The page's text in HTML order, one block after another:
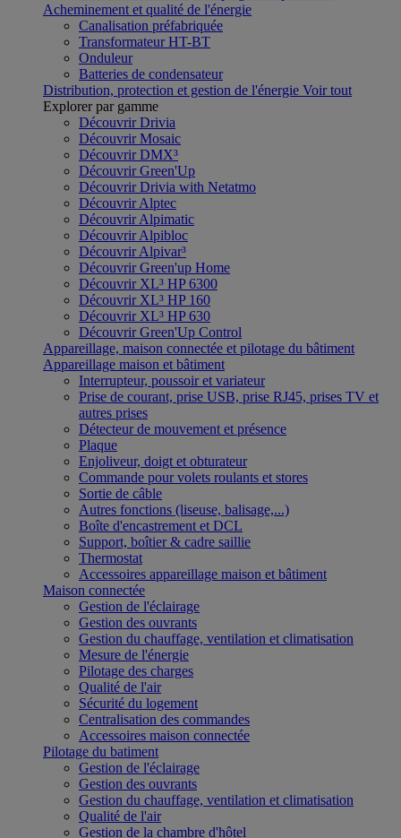
Acheminement et qualité de l'énergie
Canalisation préfabriquée
Transformateur HT-BT
Onduleur
Batteries de condensateur
Distribution, protection et gestion de l'énergie Voir tout
Explorer par gamme
Découvrir Drivia
Découvrir Mosaic
Découvrir DMX³
Découvrir Green'Up
Découvrir Drivia with Netatmo
Découvrir Alptec
Découvrir Alpimatic
Découvrir Alpibloc
Découvrir Alpivar³
Découvrir Green'up Home
Découvrir XL³ HP 6300
Découvrir XL³ HP 160
Découvrir XL³ HP 630
Découvrir Green'Up Control
Appareillage, maison connectée et pilotage du bâtiment
Appareillage maison et bâtiment
Interrupteur, poussoir et variateur
Prise de courant, prise USB, prise RJ45, prises TV et
autres prises
Détecteur de mouvement et présence
Plaque
Enjoliveur, doigt et obturateur
Commande pour volets roulants et stores
Sortie de câble
Autres fonctions (liseuse, balisage,...)
Boîte d'encastrement et DCL
Support, boîtier & cadre saillie
Thermostat
Accessoires appareillage maison et bâtiment
Maison connectée
Gestion de l'éclairage
Gestion des ouvrants
Gestion du chauffage, ventilation et climatisation
Mesure de l'énergie
Pilotage des charges
Qualité de l'air
Sécurité du logement
Centralisation des commandes
Accessoires maison connectée
Pilotage du batiment
Gestion de l'éclairage
Gestion des ouvrants
Gestion du chauffage, ventilation et climatisation
Qualité de l'air
Gestion de la chambre d'hôtel